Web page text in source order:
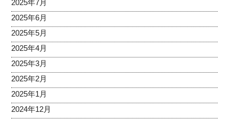
2025年7月
2025年6月
2025年5月
2025年4月
2025年3月
2025年2月
2025年1月
2024年12月